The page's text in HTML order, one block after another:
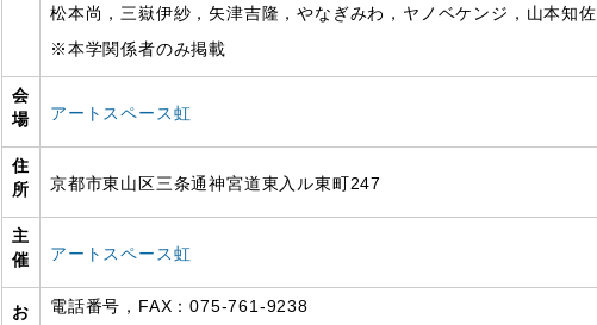
松本尚，三嶽伊紗，矢津吉隆，やなぎみわ，ヤノベケンジ，山本知佐
※本学関係者のみ掲載
会
場
アートスペース虹
住
所
京都市東山区三条通神宮道東入ル東町247
主
催
アートスペース虹
お
電話番号，FAX：075-761-9238